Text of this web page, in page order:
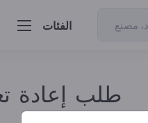
الفئات
طلب إعادة